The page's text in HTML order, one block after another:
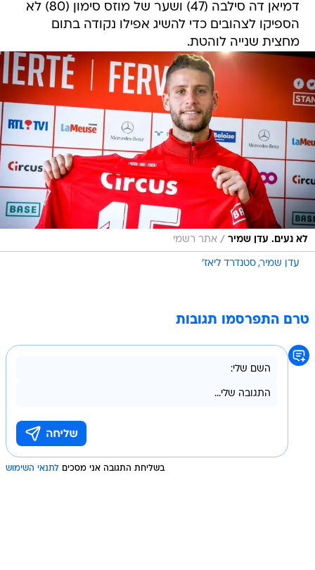
דמיאן דה סילבה (47) ושער של מוזס סימון (80) לא
הספיקו לצהובים כדי להשיג אפילו נקודה בתום
מחצית שנייה לוהטת.
לא נעים. עדן שמיר / אתר רשמי
עדן שמיר סטנדרד ליאז'
טרם התפרסמו תגובות
בשליחת התגובה אני מסכים לתנאי השימוש